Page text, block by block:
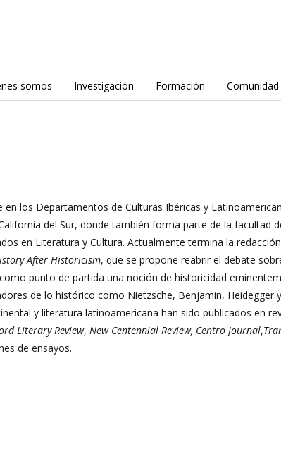
somos Investigación Formación Comunidad
en los Departamentos de Culturas Ibéricas y
del Sur, donde también forma parte de la facultad
en Literatura y Cultura. Actualmente termina la
After Historicism, que se propone reabrir el debate
punto de partida una noción de historicidad
de lo histórico como Nietzsche, Benjamin, Heidegger
y literatura latinoamericana han sido publicados en
Literary Review,New Centennial Review, Centro Journal,
de ensayos.